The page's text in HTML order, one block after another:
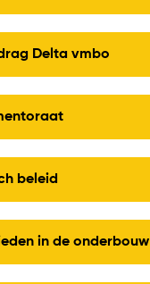
Delta vmbo
beleid
in de onderbouw